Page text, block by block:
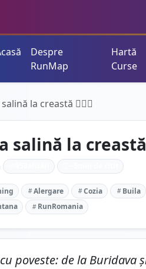
Despre
RunMap
Hartă
Curse
la creastă 🏃‍♂️⛰️
salină la creastă
Alergare Cozia Buila
RunRomania
poveste: de la Buridava